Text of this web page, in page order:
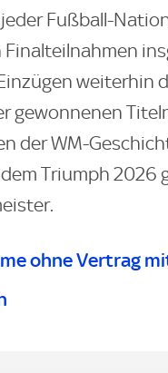
Fußball-
Finalteilnahmen
weiterhin
gewonnenen
der WM-
Triumph 2026
ohne Vertrag